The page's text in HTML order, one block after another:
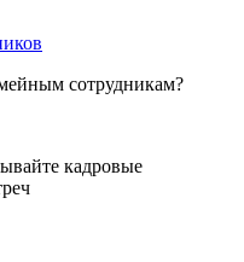
сотрудникам?
кадровые